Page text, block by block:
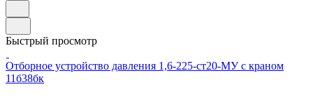
Быстрый просмотр
Отборное устройство давления 1,6-225-ст20-МУ с краном
11б38бк